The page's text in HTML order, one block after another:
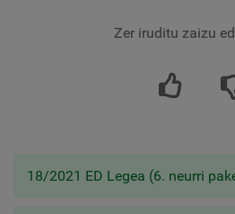
Zer iruditu zaizu
18/2021 ED Legea (6. neurri